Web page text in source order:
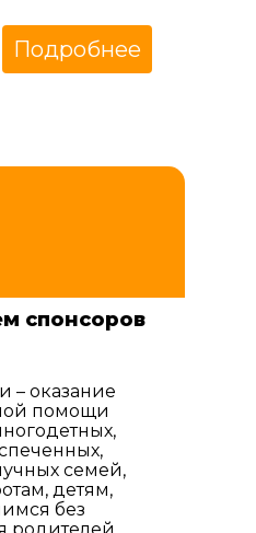
Подробнее
спонсоров
– оказание
помощи
семей,
детям,
без
родителей,